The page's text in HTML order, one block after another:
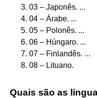
03 – Japonês. ...
04 – Árabe. ...
05 – Polonês. ...
06 – Húngaro. ...
07 – Finlandês. ...
08 – Lituano.
Quais são as